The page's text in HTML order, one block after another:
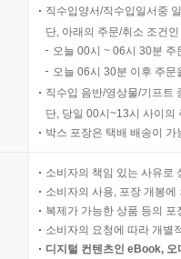
직수입양서/직수입일서중
단, 아래의 주문/취소 조건
오늘 00시 ~ 06시 30분
오늘 06시 30분 이후 주
직수입 음반/영상물/기프트
단, 당일 00시~13시 사이의
박스 포장은 택배 배송이
소비자의 책임 있는 사유로
소비자의 사용, 포장 개봉
복제가 가능한 상품 등의
소비자의 요청에 따라 개별
디지털 컨텐츠인 eBook,